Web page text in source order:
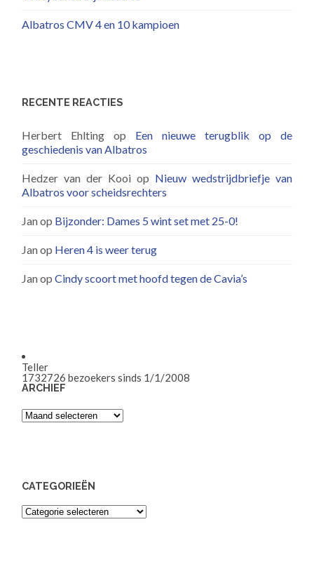
Albatros CMV 4 en 10 kampioen
RECENTE REACTIES
Herbert Ehlting op Een nieuwe terugblik op de
geschiedenis van Albatros
Hedzer van der Kooi op Nieuw wedstrijdbriefje van
Albatros voor scheidsrechters
Janop Bijzonder: Dames 5 wint set met 25-0!
Janop Heren 4 is weer terug
JanopCindy scoort met hoofd tegen de Cavia’s
Teller
1732726 bezoekers sinds 1/1/2008
ARCHIEF
Archief
CATEGORIEËN
Categorieën